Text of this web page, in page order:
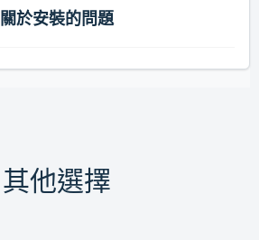
關於安裝的問題
其他選擇